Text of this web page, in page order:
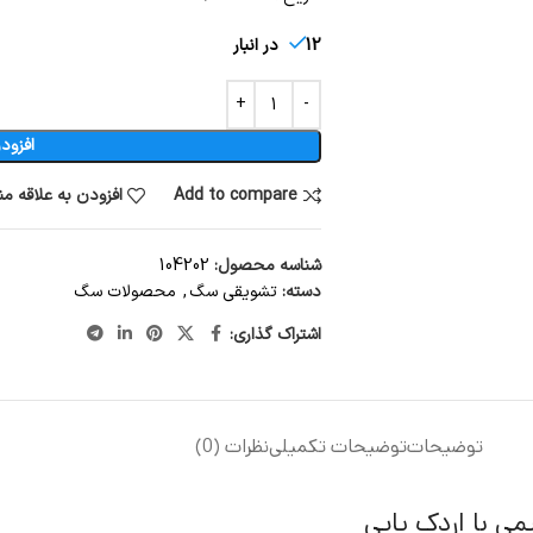
12 در انبار
Add to compare
افزودن به علاقه
شناسه محصول: 104202
دسته:تشویقی سگ, محصولات سگ
اشتراک گذاری:
توضیحاتتوضیحات تکمیلینظرات (0)
با اردک پاپی